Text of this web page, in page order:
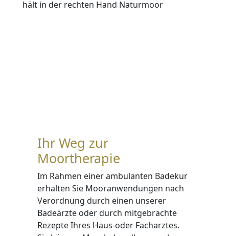
Ihr Weg zur
Moortherapie
Im Rahmen einer ambulanten Badekur
erhalten Sie Mooranwendungen nach
Verordnung durch einen unserer
Badeärzte oder durch mitgebrachte
Rezepte Ihres Haus-oder Facharztes.